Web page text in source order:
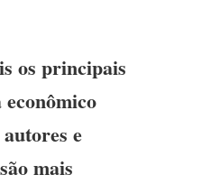
os principais
e
mais